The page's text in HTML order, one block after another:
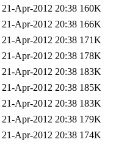
21-Apr-2012 20:38 160K
21-Apr-2012 20:38 166K
21-Apr-2012 20:38 171K
21-Apr-2012 20:38 178K
21-Apr-2012 20:38 183K
21-Apr-2012 20:38 185K
21-Apr-2012 20:38 183K
21-Apr-2012 20:38 179K
21-Apr-2012 20:38 174K